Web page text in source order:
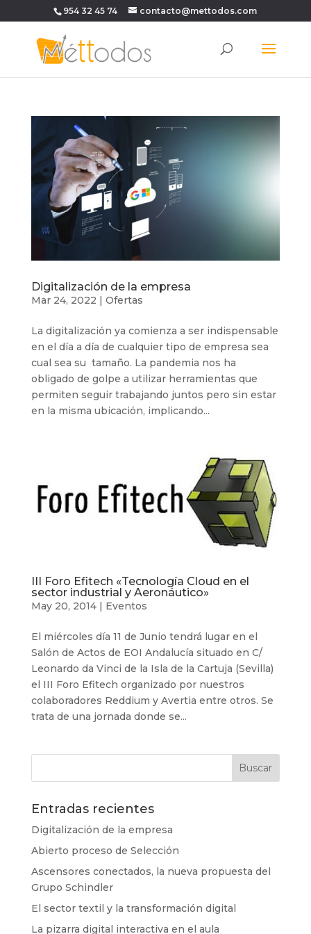
954 32 45 74 contacto@mettodos.com
Digitalización de la empresa
Mar 24, 2022 Ofertas
La digitalización ya comienza a ser indispensable
en el día a día de cualquier tipo de empresa sea
cual sea su tamaño. La pandemia nos ha
obligado de golpe a utilizar herramientas que
permiten seguir trabajando juntos pero sin estar
en la misma ubicación, implicando...
III Foro Efitech «Tecnología Cloud en el
sector industrial y Aeronáutico»
May 20, 2014| Eventos
El miércoles día 11 de Junio tendrá lugar en el
Salón de Actos de EOI Andalucía situado en C/
Leonardo da Vinci de la Isla de la Cartuja (Sevilla)
el III Foro Efitech organizado por nuestros
colaboradores Reddium y Avertia entre otros. Se
trata de una jornada donde se...
Entradas recientes
Digitalización de la empresa
Abierto proceso de Selección
Ascensores conectados, la nueva propuesta del
Grupo Schindler
El sector textil y la transformación digital
La pizarra digital interactiva en el aula